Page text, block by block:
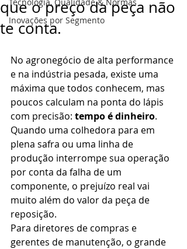
Inovações por Segmento
que o preço da peça não
te conta.
No agronegócio de alta performance
e na indústria pesada, existe uma
máxima que todos conhecem, mas
poucos calculam na ponta do lápis
com precisão: tempo é dinheiro.
Quando uma colhedora para em
plena safra ou uma linha de
produção interrompe sua operação
por conta da falha de um
componente, o prejuízo real vai
muito além do valor da peça de
reposição.
Para diretores de compras e
gerentes de manutenção, o grande